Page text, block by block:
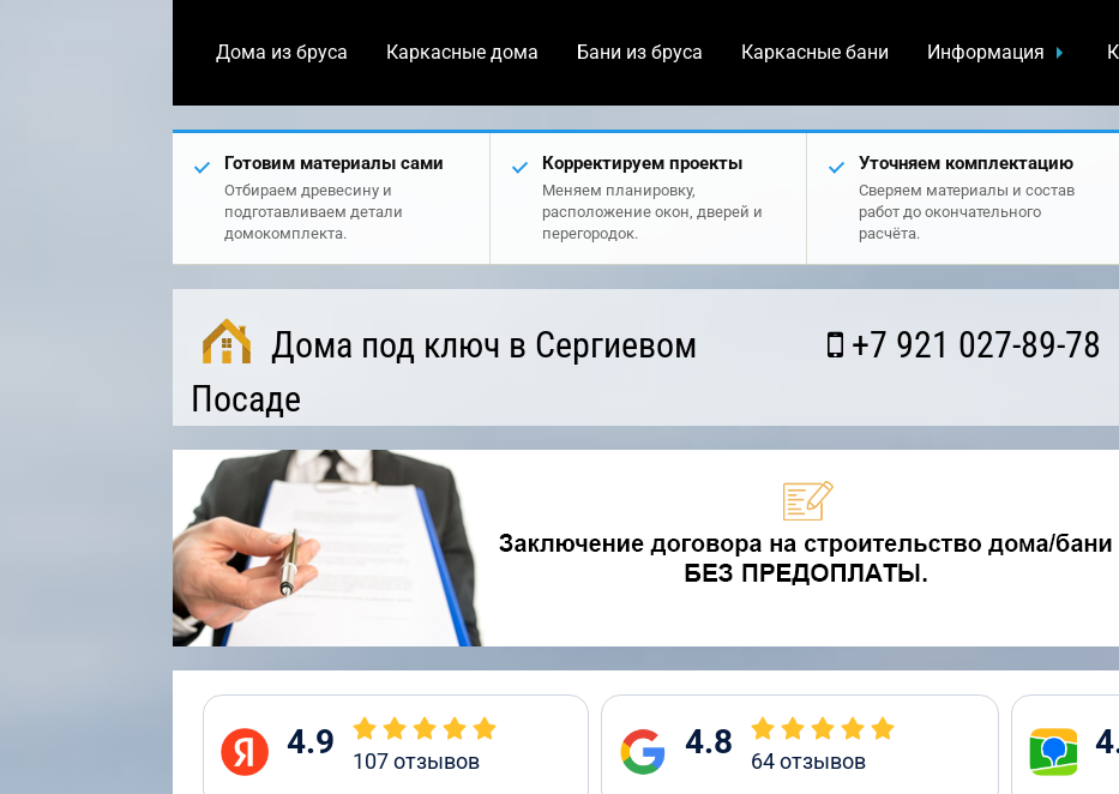
Дома из бруса Каркасные дома Бани из бруса Каркасные бани Информация
Готовим материалы сами
Отбираем древесину и
подготавливаем детали
домокомплекта.
Корректируем проекты
Меняем планировку,
расположение окон, дверей и
перегородок.
Уточняем комплектацию
Сверяем материалы и состав
работ до окончательного
расчёта.
Дома под ключ в Сергиевом
Посаде
+7 921 027-89-78
4.9 107отзывов 4.8 64отзывов